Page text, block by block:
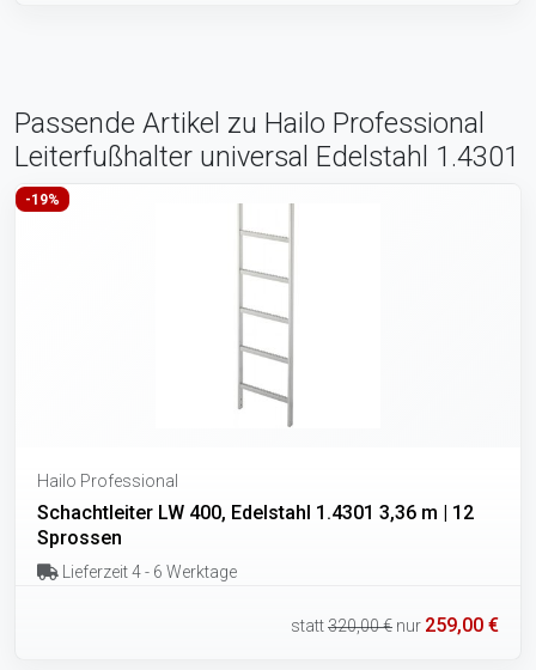
Passende Artikel zu Hailo Professional
Leiterfußhalter universal Edelstahl 1.4301
-19%
Hailo Professional
Schachtleiter LW 400, Edelstahl 1.4301 3,36 m | 12
Sprossen
Lieferzeit 4 - 6 Werktage
statt320,00 € nur 259,00 €